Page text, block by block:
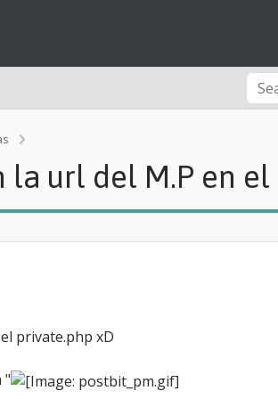
[
u
o
]
A
a
la url del M.P en
private.php xD
"